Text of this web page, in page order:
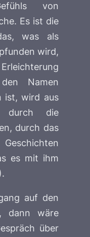
von
Es ist die
was als
wird,
Namen
ist, wird aus
durch die
durch das
es mit ihm
auf den
dann wäre
über